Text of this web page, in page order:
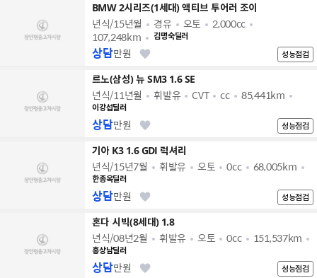
BMW 2시리즈(1세대) 액티브 투어러 조이
년식/15년월 경유 오토
2,000cc
107,248km
김명숙딜러
성능점검
상담만원
르노(삼성) 뉴 SM3 1.6 SE
년식/11년월 휘발유 CVT cc 85,441km
이강섭딜러
성능점검
상담만원
기아 K3 1.6 GDI 럭셔리
년식/15년7월 휘발유 오토 0cc 68,005km
한종옥딜러
성능점검
상담만원
혼다 시빅(8세대) 1.8
년식/08년2월 휘발유 오토 0cc 151,537km
홍상남딜러
성능점검
상담만원